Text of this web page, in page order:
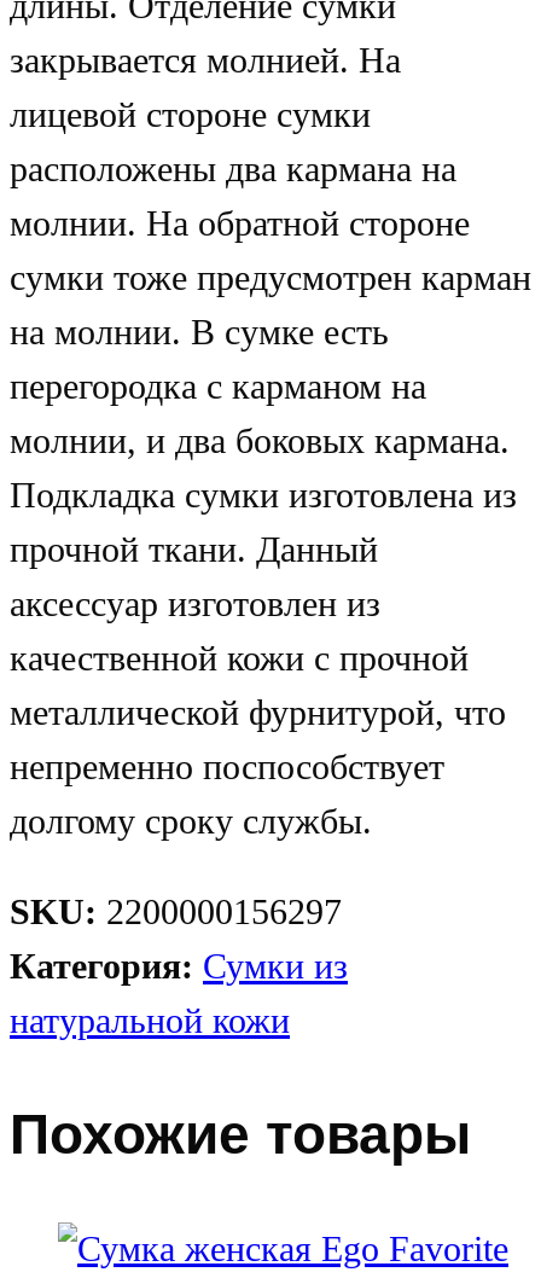
закрывается молнией. На
лицевой стороне сумки
расположены два кармана на
молнии. На обратной стороне
сумки тоже предусмотрен карман
на молнии. В сумке есть
перегородка с карманом на
молнии, и два боковых кармана.
Подкладка сумки изготовлена из
прочной ткани. Данный
аксессуар изготовлен из
качественной кожи с прочной
металлической фурнитурой, что
непременно поспособствует
долгому сроку службы.
SKU: 2200000156297
Категория: Сумки из
натуральной кожи
Похожие товары